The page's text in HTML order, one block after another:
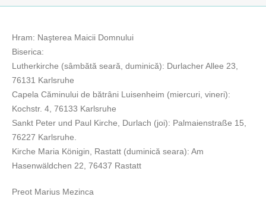
Hram: Naşterea Maicii Domnului
Biserica:
Lutherkirche (sâmbătă seară, duminică): Durlacher Allee 23,
76131 Karlsruhe
Capela Căminului de bătrâni Luisenheim (miercuri, vineri):
Kochstr. 4, 76133 Karlsruhe
Sankt Peter und Paul Kirche, Durlach (joi): Palmaienstraße 15,
76227 Karlsruhe.
Kirche Maria Königin, Rastatt (duminică seara): Am
Hasenwäldchen 22, 76437 Rastatt
Preot Marius Mezinca